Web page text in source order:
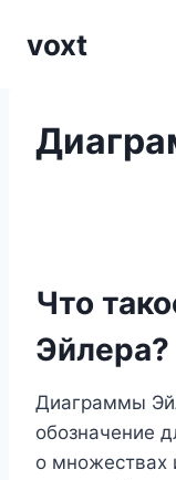
voxt
Что
Эйлера?
Диаграммы
обозначение
о множествах